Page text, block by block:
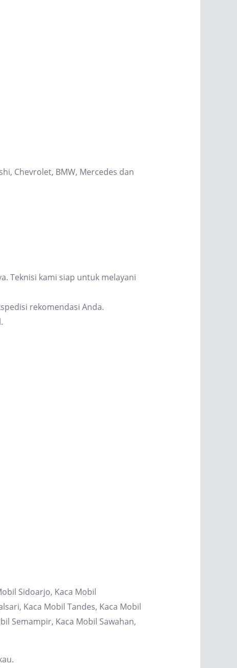
Chevrolet, BMW, Mercedes dan
Teknisi kami siap untuk melayani
rekomendasi Anda.
Sidoarjo, Kaca Mobil
Kaca Mobil Tandes, Kaca Mobil
Semampir, Kaca Mobil Sawahan,